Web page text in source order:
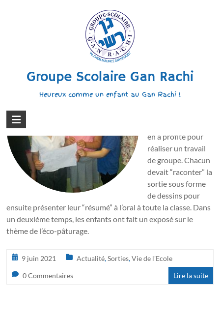
Groupe Scolaire Gan Rachi
Heureux comme un enfant au Gan Rachi !
Les Chemech racontent leur sortie aux
a été l’occasion
d’une sortie des
en a profité pour
réaliser un travail
de groupe. Chacun
devait “raconter” la
sortie sous forme
de dessins pour
ensuite présenter leur “résumé” à l’oral à toute la classe. Dans
un deuxième temps, les enfants ont fait un exposé sur le
thème de l’éco-pâturage.
9 juin 2021 Actualité,Sorties,Vie de l'Ecole
0 Commentaires Lire la suite